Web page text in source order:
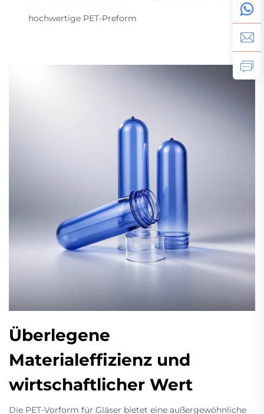
hochwertige PET-Preform
Überlegene
Materialeffizienz und
wirtschaftlicher Wert
Die PET-Vorform für Gläser bietet eine außergewöhnliche